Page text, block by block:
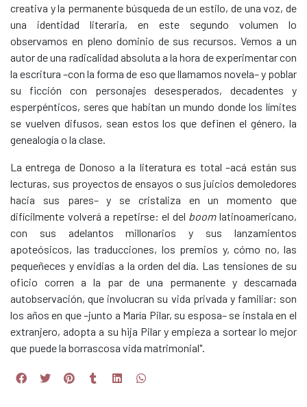
creativa y la permanente búsqueda de un estilo, de una voz, de
una identidad literaria, en este segundo volumen lo
observamos en pleno dominio de sus recursos. Vemos a un
autor de una radicalidad absoluta a la hora de experimentar con
la escritura –con la forma de eso que llamamos novela– y poblar
su ficción con personajes desesperados, decadentes y
esperpénticos, seres que habitan un mundo donde los límites
se vuelven difusos, sean estos los que definen el género, la
genealogía o la clase.
La entrega de Donoso a la literatura es total –acá están sus
lecturas, sus proyectos de ensayos o sus juicios demoledores
hacia sus pares– y se cristaliza en un momento que
difícilmente volverá a repetirse: el del boomlatinoamericano,
con sus adelantos millonarios y sus lanzamientos
apoteósicos, las traducciones, los premios y, cómo no, las
pequeñeces y envidias a la orden del día. Las tensiones de su
oficio corren a la par de una permanente y descarnada
autobservación, que involucran su vida privada y familiar: son
los años en que –junto a María Pilar, su esposa– se instala en el
extranjero, adopta a su hija Pilar y empieza a sortear lo mejor
que puede la borrascosa vida matrimonial".